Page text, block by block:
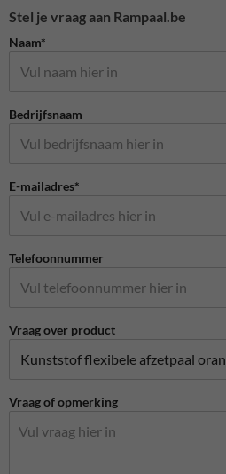
Stel je vraag aan Rampaal.be
Naam*
Bedrijfsnaam
E-mailadres*
Telefoonnummer
Vraag over product
Vraag of opmerking